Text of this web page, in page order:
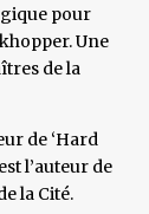
pour
Une
de la
de ‘Hard
l’auteur de
la Cité.